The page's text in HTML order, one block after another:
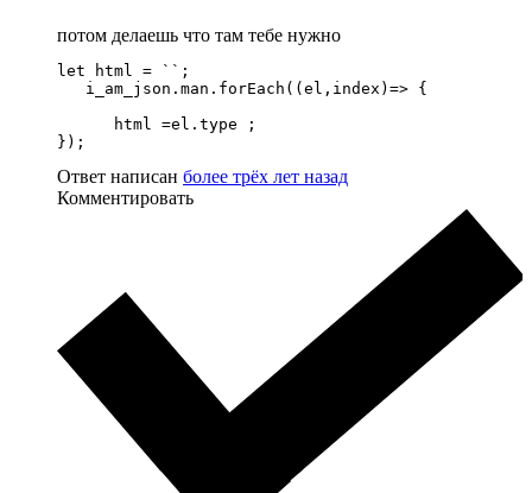
потом делаешь что там тебе нужно
let html = ``;
   i_am_json.man.forEach((el,index)=> {
      html =el.type ;
});
Ответ написан более трёх лет назад
Комментировать